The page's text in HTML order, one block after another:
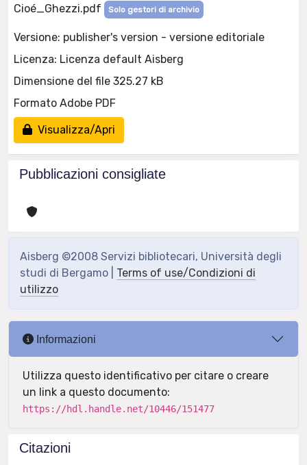
Cioé_Ghezzi.pdf Solo gestori di archivio
Versione: publisher's version - versione editoriale
Licenza: Licenza default Aisberg
Dimensione del file 325.27 kB
Formato Adobe PDF
Visualizza/Apri
Pubblicazioni consigliate
Aisberg ©2008 Servizi bibliotecari, Università degli
studi di Bergamo | Terms of use/Condizioni di
utilizzo
Informazioni
Utilizza questo identificativo per citare o creare
un link a questo documento:
https://hdl.handle.net/10446/151477
Citazioni